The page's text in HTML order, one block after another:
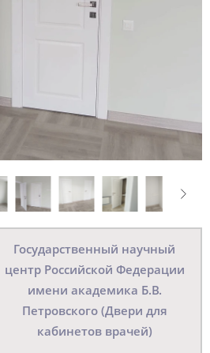
Государственный научный
центр Российской Федерации
имени академика Б.В.
Петровского (Двери для
кабинетов врачей)